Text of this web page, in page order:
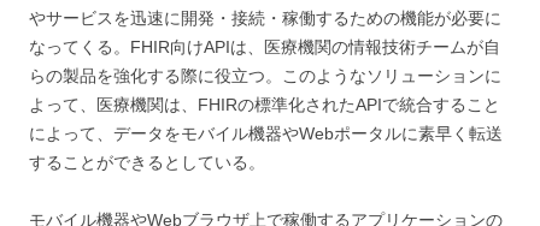
やサービスを迅速に開発・接続・稼働するための機能が必要に
なってくる。FHIR向けAPIは、医療機関の情報技術チームが自
らの製品を強化する際に役立つ。このようなソリューションに
よって、医療機関は、FHIRの標準化されたAPIで統合すること
によって、データをモバイル機器やWebポータルに素早く転送
することができるとしている。
モバイル機器やWebブラウザ上で稼働するアプリケーションの